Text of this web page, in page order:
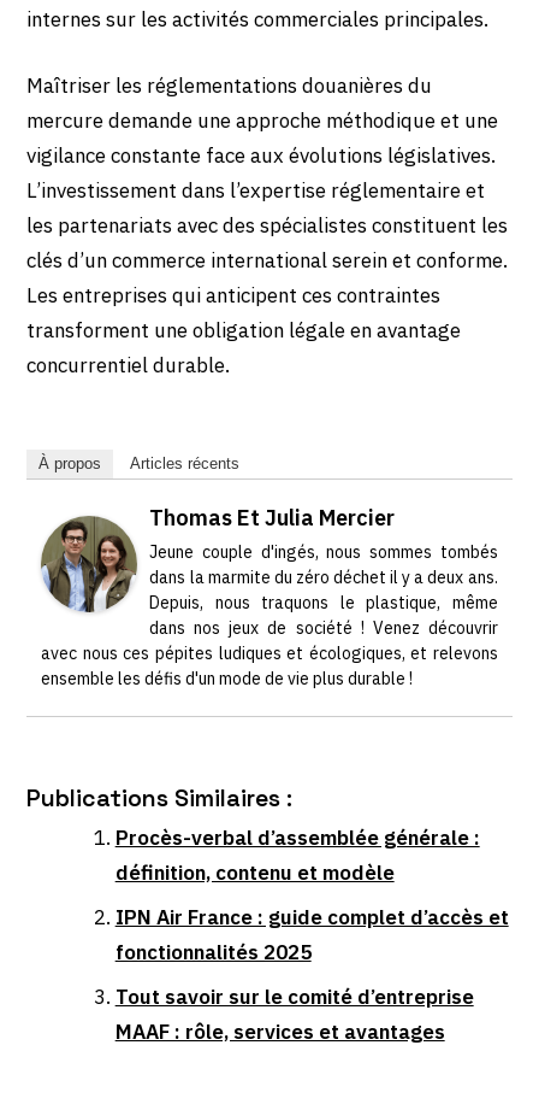
internes sur les activités commerciales principales.
Maîtriser les réglementations douanières du
mercure demande une approche méthodique et une
vigilance constante face aux évolutions législatives.
L’investissement dans l’expertise réglementaire et
les partenariats avec des spécialistes constituent les
clés d’un commerce international serein et conforme.
Les entreprises qui anticipent ces contraintes
transforment une obligation légale en avantage
concurrentiel durable.
À propos Articles récents
Thomas Et Julia Mercier
Jeune couple d'ingés, nous sommes tombés
dans la marmite du zéro déchet il y a deux ans.
Depuis, nous traquons le plastique, même
dans nos jeux de société ! Venez découvrir
avec nous ces pépites ludiques et écologiques, et relevons
ensemble les défis d'un mode de vie plus durable !
Publications Similaires :
Procès-verbal d’assemblée générale :
définition, contenu et modèle
IPN Air France : guide complet d’accès et
fonctionnalités 2025
Tout savoir sur le comité d’entreprise
MAAF : rôle, services et avantages